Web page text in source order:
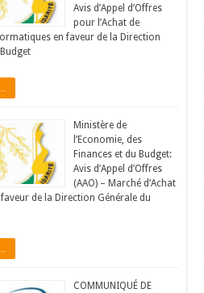
Avis d’Appel d’Offres
pour l’Achat de
en faveur de la Direction
Ministère de
l’Economie, des
Finances et du Budget:
Avis d’Appel d’Offres
(AAO) – Marché d’Achat
de la Direction Générale du
COMMUNIQUÉ DE